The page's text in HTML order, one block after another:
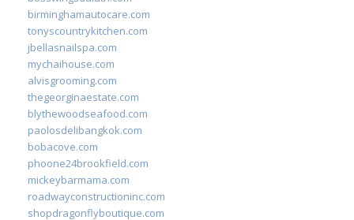
birminghamautocare.com
tonyscountrykitchen.com
jbellasnailspa.com
mychaihouse.com
alvisgrooming.com
thegeorginaestate.com
blythewoodseafood.com
paolosdelibangkok.com
bobacove.com
phoone24brookfield.com
mickeybarmama.com
roadwayconstructioninc.com
shopdragonflyboutique.com